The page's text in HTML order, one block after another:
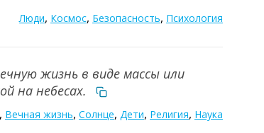
Люди, Космос, Безопасность, Психология
жизнь в виде массы или
на небесах.
, Вечная жизнь, Солнце, Дети, Религия, Наука